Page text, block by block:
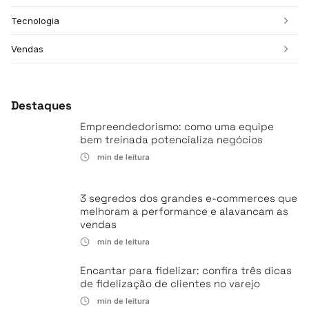
Tecnologia
Vendas
Destaques
Empreendedorismo: como uma equipe
bem treinada potencializa negócios
min de leitura
3 segredos dos grandes e-commerces que
melhoram a performance e alavancam as
vendas
min de leitura
Encantar para fidelizar: confira três dicas
de fidelização de clientes no varejo
min de leitura